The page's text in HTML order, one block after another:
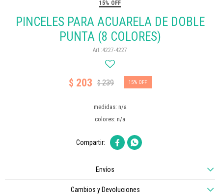
15% OFF
PINCELES PARA ACUARELA DE DOBLE
PUNTA (8 COLORES)
4227-4227
$ 203 $239 15
medidas: n/a
colores: n/a
 
Envíos
Cambios y Devoluciones